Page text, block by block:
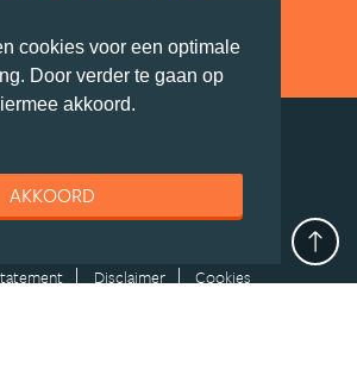
cookies voor een optimale
Door verder te gaan op
akkoord.
AKKOORD
FACEBOOK
reserved
Disclaimer
Cookies